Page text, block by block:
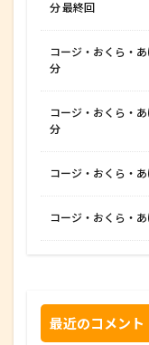
分 最終回
コージ・おくら・
分
コージ・おくら・
分
コージ・おくら・
コージ・おくら・
最近のコメント